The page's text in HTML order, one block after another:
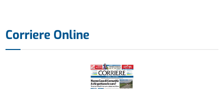
Corriere Online